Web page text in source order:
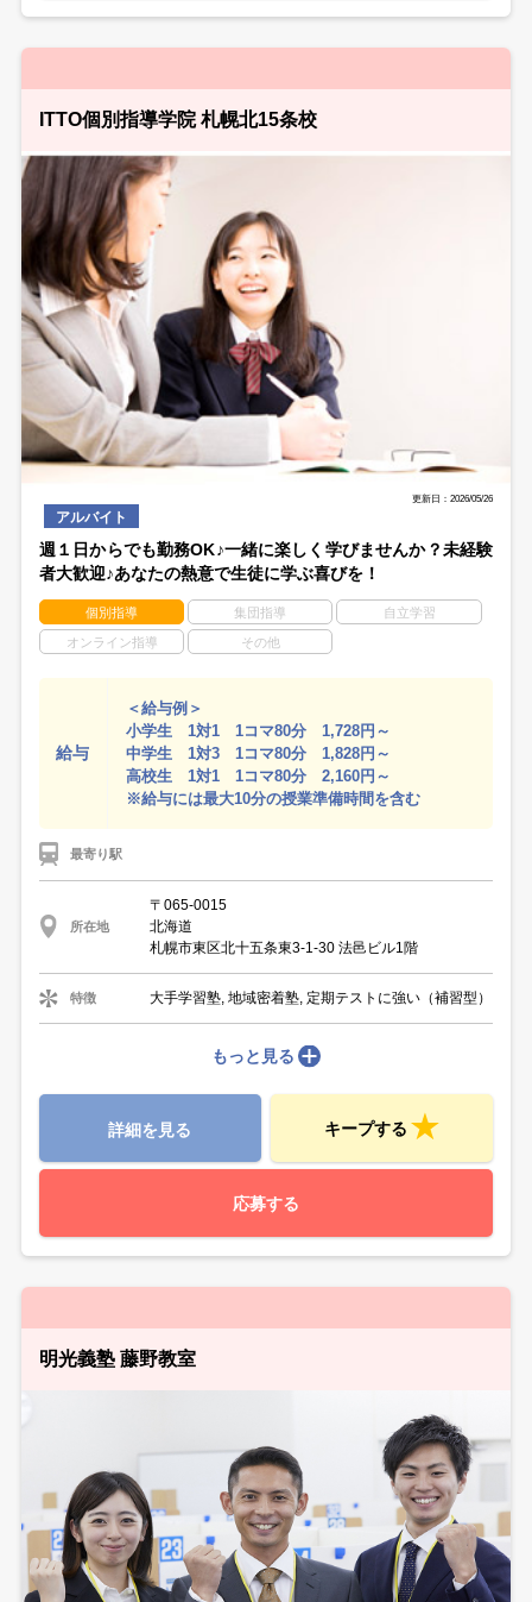
ITTO個別指導学院 札幌北15条校
更新日：2026/05/26
アルバイト
週１日からでも勤務OK♪一緒に楽しく学びませんか？未経験
者大歓迎♪あなたの熱意で生徒に学ぶ喜びを！
個別指導 集団指導 自立学習
オンライン指導 その他
給与
＜給与例＞
小学生 1対1 1コマ80分 1,728円～
中学生 1対3 1コマ80分 1,828円～
高校生 1対1 1コマ80分 2,160円～
※給与には最大10分の授業準備時間を含む
最寄り駅
所在地
〒065-0015
北海道
札幌市東区北十五条東3-1-30 法邑ビル1階
特徴 大手学習塾, 地域密着塾, 定期テストに強い（補習型）
もっと見る
詳細を見る キープする
応募する
明光義塾 藤野教室